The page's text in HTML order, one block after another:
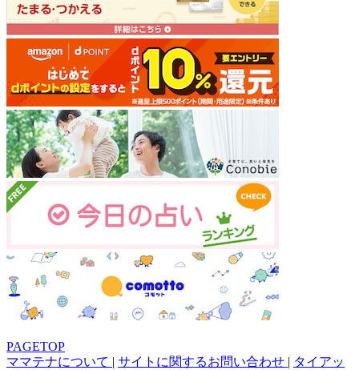
PAGETOP
ママテナについて | サイトに関するお問い合わせ | タイアッ